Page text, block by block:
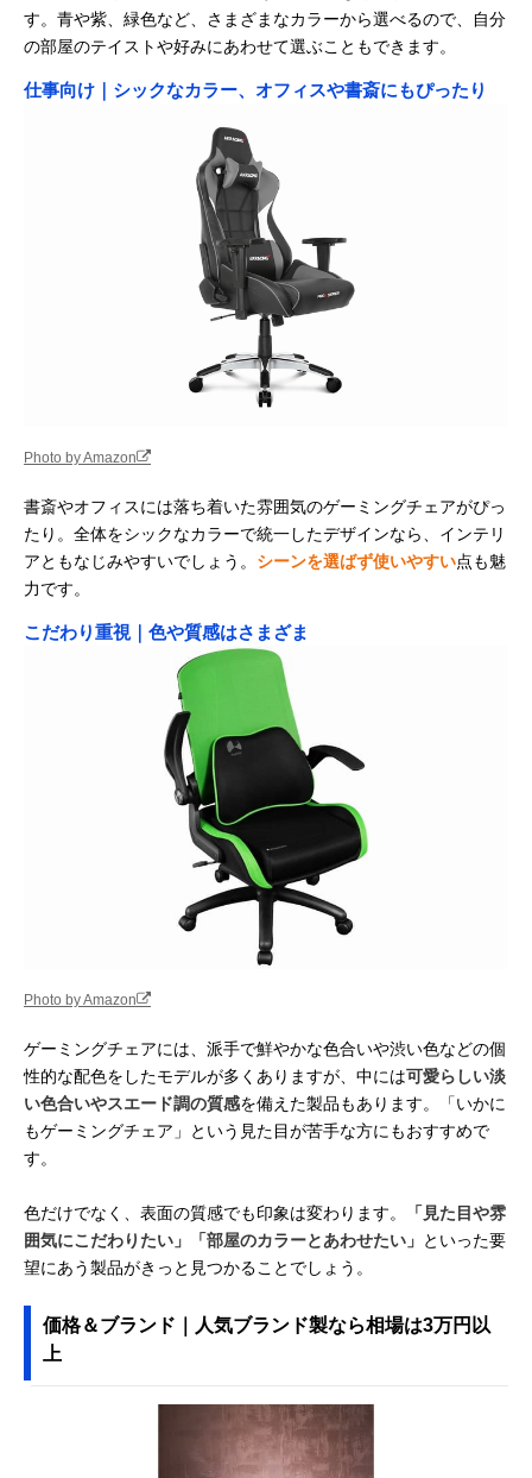
す。青や紫、緑色など、さまざまなカラーから選べるので、自分
の部屋のテイストや好みにあわせて選ぶこともできます。
仕事向け｜シックなカラー、オフィスや書斎にもぴったり
Photo by Amazon
書斎やオフィスには落ち着いた雰囲気のゲーミングチェアがぴっ
たり。全体をシックなカラーで統一したデザインなら、インテリ
アともなじみやすいでしょう。 シーンを選ばず使いやすい点も魅
力です。
こだわり重視｜色や質感はさまざま
Photo by Amazon
ゲーミングチェアには、派手で鮮やかな色合いや渋い色などの個
性的な配色をしたモデルが多くありますが、中には可愛らしい淡
い色合いやスエード調の質感を備えた製品もあります。「いかに
もゲーミングチェア」という見た目が苦手な方にもおすすめで
す。
色だけでなく、表面の質感でも印象は変わります。
「見た目や雰
囲気にこだわりたい」「部屋のカラーとあわせたい」 といった要
望にあう製品がきっと見つかることでしょう。
価格＆ブランド｜人気ブランド製なら相場は3万円以
上